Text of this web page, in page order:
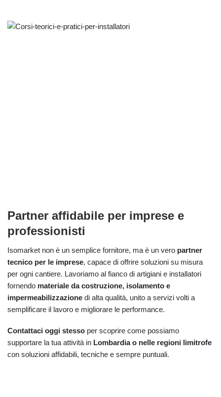
Partner affidabile per imprese e
professionisti
Isomarket non è un semplice fornitore, ma è un vero partner
tecnico per le imprese, capace di offrire soluzioni su misura
per ogni cantiere. Lavoriamo al fianco di artigiani e installatori
fornendo materiale da costruzione, isolamento e
impermeabilizzazione di alta qualità, unito a servizi volti a
semplificare il lavoro e migliorare le performance.
Contattaci oggi stesso per scoprire come possiamo
supportare la tua attività in Lombardia o nelle regioni limitrofe
con soluzioni affidabili, tecniche e sempre puntuali.